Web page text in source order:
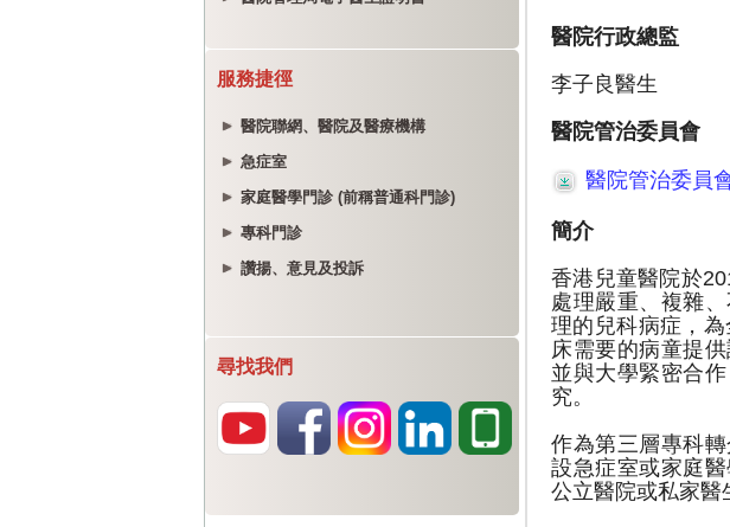
服務捷徑
醫院聯網、醫院及醫療機構
急症室
家庭醫學門診 (前稱普通科門診)
專科門診
讚揚、意見及投訴
尋找我們